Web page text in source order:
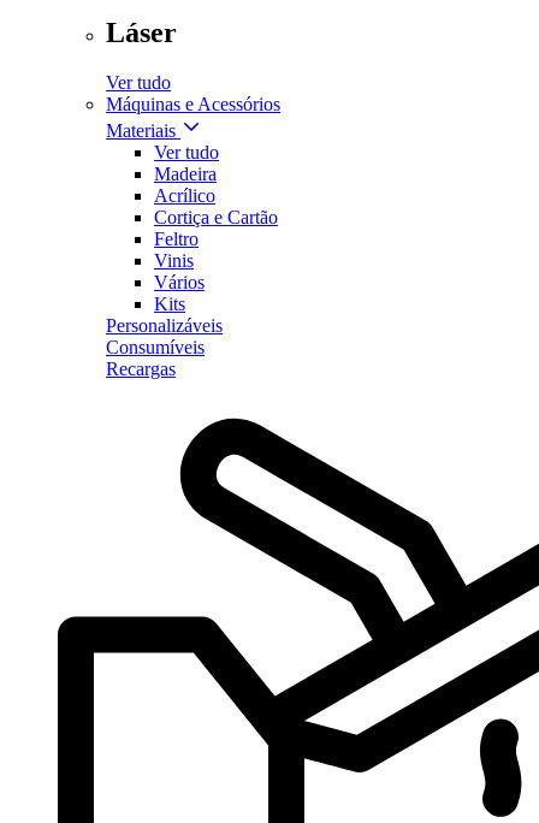
Láser
Ver tudo
Máquinas e Acessórios
Materiais
Ver tudo
Madeira
Acrílico
Cortiça e Cartão
Feltro
Vinis
Vários
Kits
Personalizáveis
Consumíveis
Recargas